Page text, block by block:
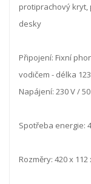
protiprachový kryt,
desky
Připojení: Fixní
vodičem - délka
Napájení: 230 V /
Spotřeba energie:
Rozměry: 420 x 112